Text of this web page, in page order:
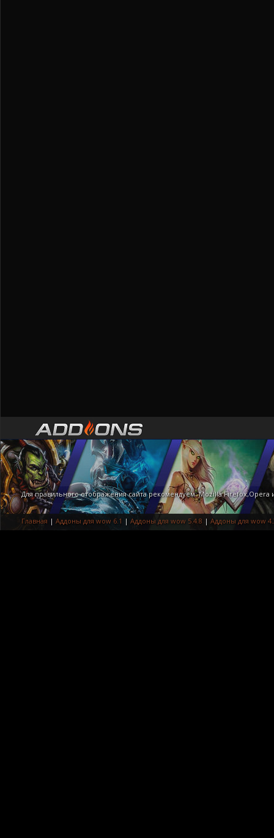
Для правильного отображения сайта рекомендуем: Mozilla Firefox,Opera
Главная | Аддоны для wow 6.1 | Аддоны для wow 5.4.8 | Аддоны для wow